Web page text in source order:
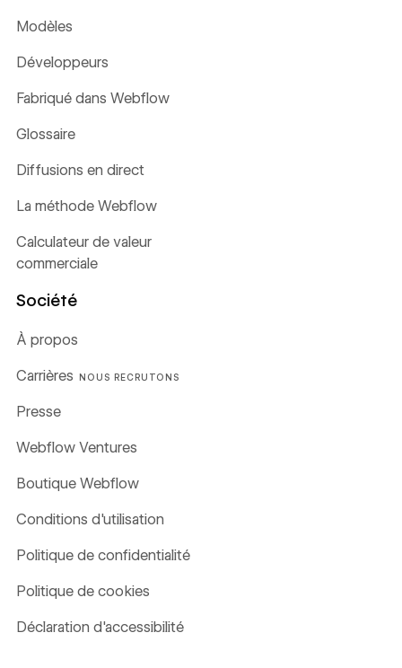
Modèles
Développeurs
Fabriqué dans Webflow
Glossaire
Diffusions en direct
La méthode Webflow
Calculateur de valeur
commerciale
Société
À propos
Carrières NOUS RECRUTONS
Presse
Webflow Ventures
Boutique Webflow
Conditions d'utilisation
Politique de confidentialité
Politique de cookies
Déclaration d'accessibilité